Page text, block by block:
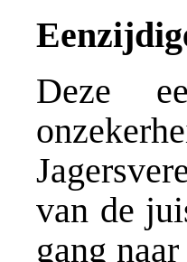
Deze
van de
gang